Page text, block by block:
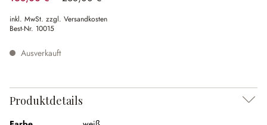
(37.31% gespart)
inkl. MwSt. zzgl. Versandkosten
Best-Nr. 10015
Ausverkauft
Produktdetails